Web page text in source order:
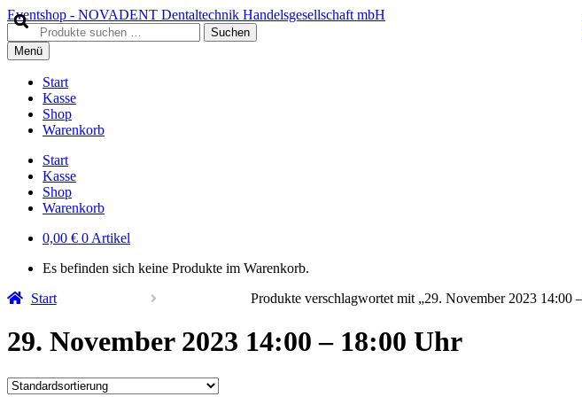
Zur
Navigation
springen
Zum
Inhalt
springen
Eventshop - NOVADENT Dentaltechnik Handelsgesellschaft mbH
Suche
nach:
Suchen
Menü
Start
Kasse
Shop
Warenkorb
Start
Kasse
Shop
Warenkorb
0,00 € 0 Artikel
Es befinden sich keine Produkte im Warenkorb.
Start
Produkte verschlagwortet mit „29. November 2023 14:00
29. November 2023 14:00 – 18:00 Uhr